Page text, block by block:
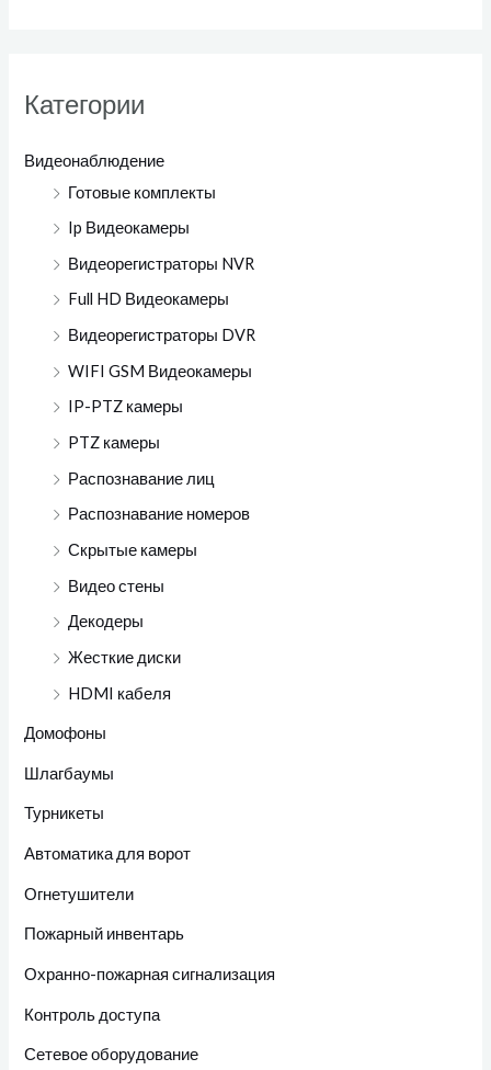
Категории
Видеонаблюдение
Готовые комплекты
Ip Видеокамеры
Видеорегистраторы NVR
Full HD Видеокамеры
Видеорегистраторы DVR
WIFI GSM Видеокамеры
IP-PTZ камеры
PTZ камеры
Распознавание лиц
Распознавание номеров
Скрытые камеры
Видео стены
Декодеры
Жесткие диски
HDMI кабеля
Домофоны
Шлагбаумы
Турникеты
Автоматика для ворот
Огнетушители
Пожарный инвентарь
Охранно-пожарная сигнализация
Контроль доступа
Сетевое оборудование